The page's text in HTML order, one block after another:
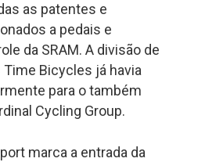
as patentes e
a pedais e
da SRAM. A divisão de
Bicycles já havia
para o também
Cycling Group.
marca a entrada da